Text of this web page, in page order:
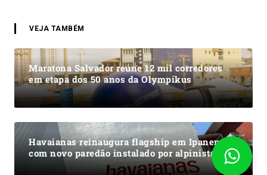
VEJA TAMBÉM
Maratona Salvador reúne 12 mil corredores
em etapa dos 50 anos da Olympikus
Havaianas reinaugura flagship em Ipanema
com novo paredão instalado por alpinistas